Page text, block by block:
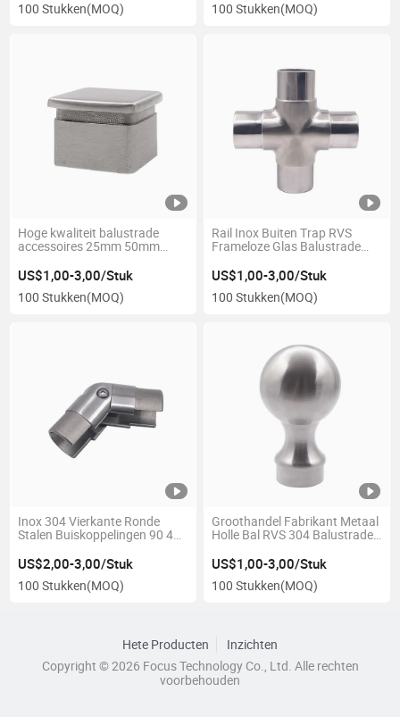
100 Stukken(MOQ) 100 Stukken(MOQ)
Hoge kwaliteit balustrade
accessoires 25mm 50mm
Inox 304 316 eindkap
omhulsel voor roestvrijstalen
buis
US$1,00-3,00/Stuk
100 Stukken(MOQ)
Rail Inox Buiten Trap RVS
Frameloze Glas Balustrade
Handgreep voor Buitentrap
US$1,00-3,00/Stuk
100 Stukken(MOQ)
Inox 304 Vierkante Ronde
Stalen Buiskoppelingen 90 45
Elleboog Fitting
US$2,00-3,00/Stuk
100 Stukken(MOQ)
Groothandel Fabrikant Metaal
Holle Bal RVS 304 Balustrade
US$1,00-3,00/Stuk
100 Stukken(MOQ)
Hete Producten
Inzichten
Copyright © 2026 Focus Technology Co., Ltd. Alle rechten
voorbehouden